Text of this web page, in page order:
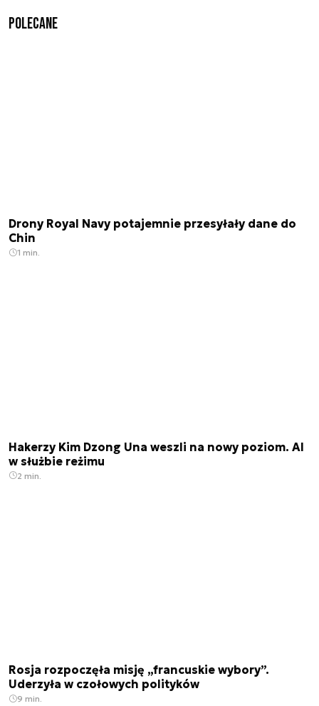
Polecane
Drony Royal Navy potajemnie przesyłały dane do
Chin
1 min.
Hakerzy Kim Dzong Una weszli na nowy poziom. AI
w służbie reżimu
2 min.
Rosja rozpoczęła misję „francuskie wybory”.
Uderzyła w czołowych polityków
9 min.